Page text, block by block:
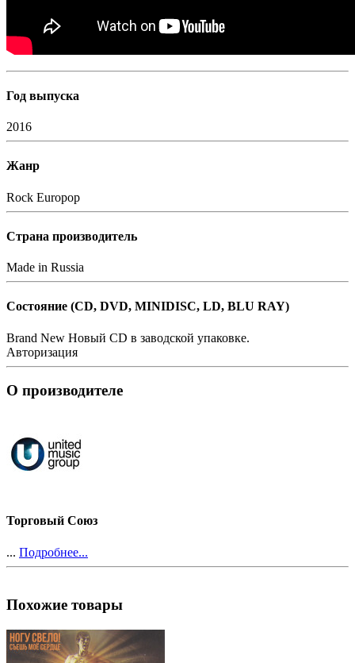
Год выпуска
2016
Жанр
Rock Europop
Страна производитель
Made in Russia
Состояние (СD, DVD, MINIDISC, LD, BLU RAY)
Brand New Новый CD в заводской упаковке.
Авторизация
О производителе
Торговый Союз
... Подробнее...
Похожие товары